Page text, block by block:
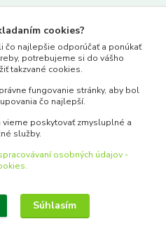
cookies.
cookies?
čo najlepšie odporúčať a ponúkať
potrebujeme si do vášho
takzvané cookies.
fungovanie stránky, aby bol
čo najlepší.
vieme poskytovať zmysluplné a
služby.
osobných údajov -
Súhlasím